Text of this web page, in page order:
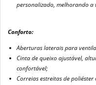
personalizado, melhorando a
Conforto:
Aberturas laterais para
Cinta de queixo ajustável,
confortável;
Correias estreitas de